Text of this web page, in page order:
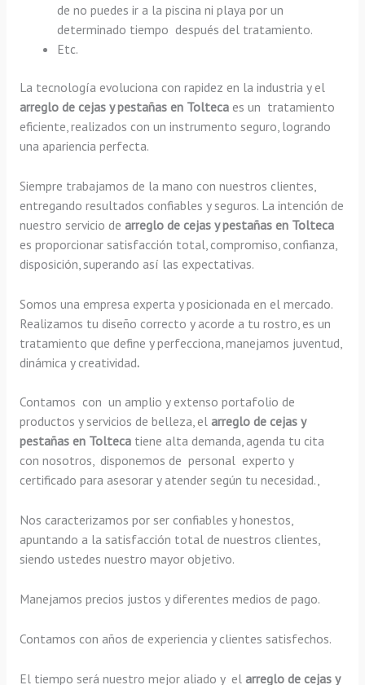
de no puedes ir a la piscina ni playa por un
determinado tiempo después del tratamiento.
Etc.
La tecnología evoluciona con rapidez en la industria y el
arreglo de cejas y pestañas en Toltecaes un tratamiento
eficiente, realizados con un instrumento seguro, logrando
una apariencia perfecta.
Siempre trabajamos de la mano con nuestros clientes,
entregando resultados confiables y seguros. La intención de
nuestro servicio de arreglo de cejas y pestañas en Tolteca
es proporcionar satisfacción total, compromiso, confianza,
disposición, superando así las expectativas.
Somos una empresa experta y posicionada en el mercado.
Realizamos tu diseño correcto y acorde a tu rostro, es un
tratamiento que define y perfecciona, manejamos juventud,
dinámica y creatividad.
Contamos con un amplio y extenso portafolio de
productos y servicios de belleza, el arreglo de cejas y
pestañas en Toltecatiene alta demanda, agenda tu cita
con nosotros, disponemos de personal experto y
certificado para asesorar y atender según tu necesidad.,
Nos caracterizamos por ser confiables y honestos,
apuntando a la satisfacción total de nuestros clientes,
siendo ustedes nuestro mayor objetivo.
Manejamos precios justos y diferentes medios de pago.
Contamos con años de experiencia y clientes satisfechos.
El tiempo será nuestro mejor aliado y el arreglo de cejas y